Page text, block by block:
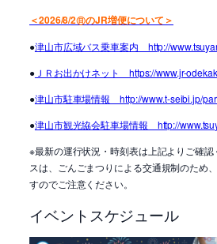
＜2026/8/2㊐のJR増便について＞
●津山市広域バス乗車案内 http://
●ＪＲお出かけネット https://www.jr-
●津山市駐車場情報 http://www.t-seibi.jp/
●津山市観光協会駐車場情報 http://
※最新の運行状況・時刻表は上記よりご確
スは、ごんごまつりによる交通規制のため
すのでご注意ください。
イベントスケジュール